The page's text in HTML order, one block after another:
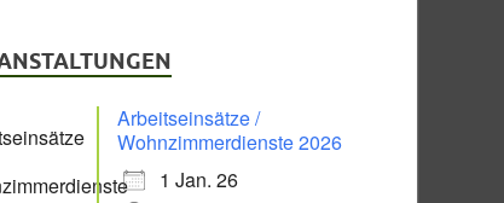
Arbeitseinsätze /
Wohnzimmerdienste 2026
1 Jan. 26